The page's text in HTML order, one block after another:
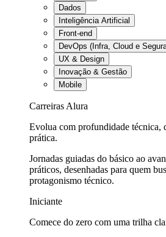
Dados
Inteligência Artificial
Front-end
DevOps (Infra, Cloud e
UX & Design
Inovação & Gestão
Mobile
Carreiras Alura
Evolua com profundidade técnica,
prática.
Jornadas guiadas do básico ao
práticos, desenhadas para quem
protagonismo técnico.
Iniciante
Comece do zero com uma trilha